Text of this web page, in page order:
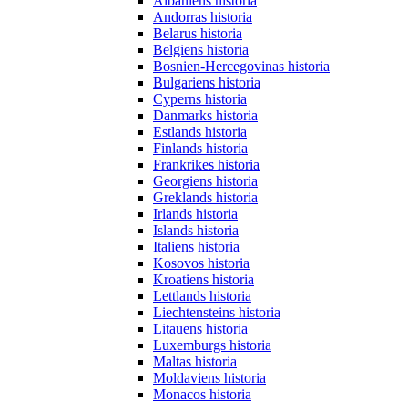
Andorras historia
Belarus historia
Belgiens historia
Bosnien-Hercegovinas historia
Bulgariens historia
Cyperns historia
Danmarks historia
Estlands historia
Finlands historia
Frankrikes historia
Georgiens historia
Greklands historia
Irlands historia
Islands historia
Italiens historia
Kosovos historia
Kroatiens historia
Lettlands historia
Liechtensteins historia
Litauens historia
Luxemburgs historia
Maltas historia
Moldaviens historia
Monacos historia